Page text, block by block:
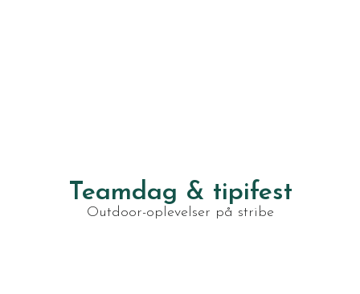
Teamdag & tipifest
Outdoor-oplevelser på stribe